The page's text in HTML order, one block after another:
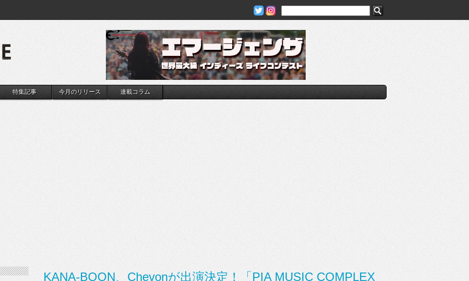
特集記事 今月のリリース 連載コラム
KANA-BOON、Chevonが出演決定！「PIA MUSIC COMPLEX